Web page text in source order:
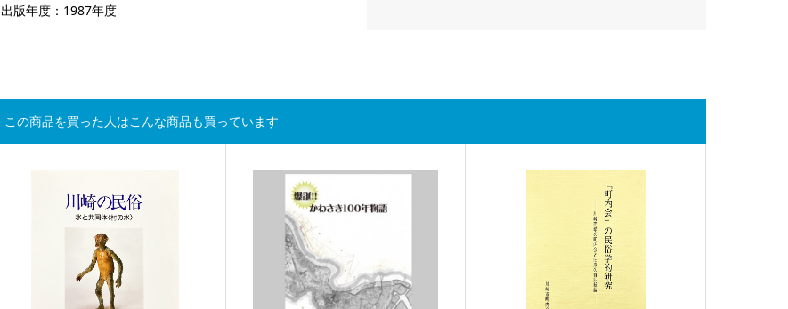
出版年度：1987年度
この商品を買った人はこんな商品も買っています